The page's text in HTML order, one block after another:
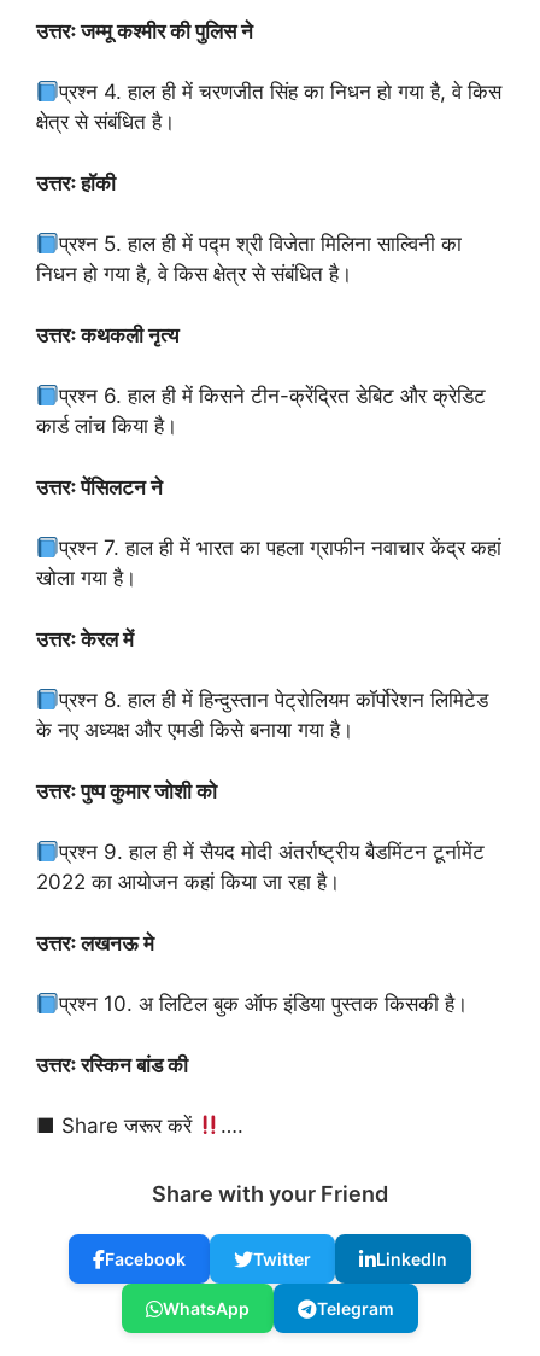
उत्तरः जम्मू कश्मीर की पुलिस ने
प्रश्न 4. हाल ही में चरणजीत सिंह का निधन हो गया है, वे किस
क्षेत्र से संबंधित है।
उत्तरः हॉकी
प्रश्न 5. हाल ही में पद्म श्री विजेता मिलिना साल्विनी का
निधन हो गया है, वे किस क्षेत्र से संबंधित है।
उत्तरः कथकली नृत्य
प्रश्न 6. हाल ही में किसने टीन-क्रेंद्रित डेबिट और क्रेडिट
कार्ड लांच किया है।
उत्तरः पेंसिलटन ने
प्रश्न 7. हाल ही में भारत का पहला ग्राफीन नवाचार केंद्र कहां
खोला गया है।
उत्तरः केरल में
प्रश्न 8. हाल ही में हिन्दुस्तान पेट्रोलियम कॉर्पोरेशन लिमिटेड
के नए अध्यक्ष और एमडी किसे बनाया गया है।
उत्तरः पुष्प कुमार जोशी को
प्रश्न 9. हाल ही में सैयद मोदी अंतर्राष्ट्रीय बैडमिंटन टूर्नामेंट
2022 का आयोजन कहां किया जा रहा है।
उत्तरः लखनऊ मे
प्रश्न 10. अ लिटिल बुक ऑफ इंडिया पुस्तक किसकी है।
उत्तरः रस्किन बांड की‌‌‌‌
■ Share जरूर करें ….‌‌
Share with your Friend
Facebook Twitter LinkedIn
WhatsApp Telegram